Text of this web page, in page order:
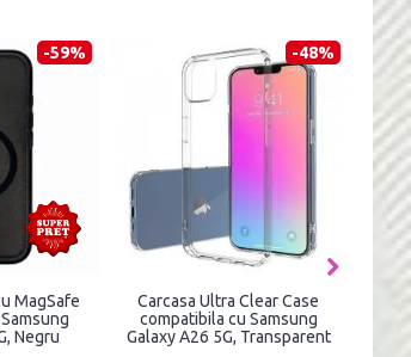
Carcasa TECH-PROTECT Cam
Shield Pro compatibila cu
Samsung Galaxy A26 5G
Carcasa Silicone
MagSafe
Samsung Galaxy